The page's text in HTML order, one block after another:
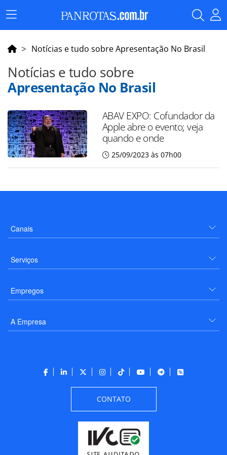
Menu
Principal
Notícias e tudo sobre Apresentação No Brasil
Notícias e tudo sobre
Apresentação No Brasil
ABAV EXPO: Cofundador da
Apple abre o evento; veja
quando e onde
25/09/2023 às 07h00
Canais
Serviços
Empregos
A Empresa
CONTATO